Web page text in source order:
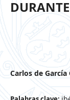
Carlos de García